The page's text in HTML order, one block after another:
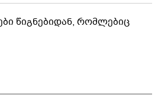
წიგნებიდან, რომლებიც